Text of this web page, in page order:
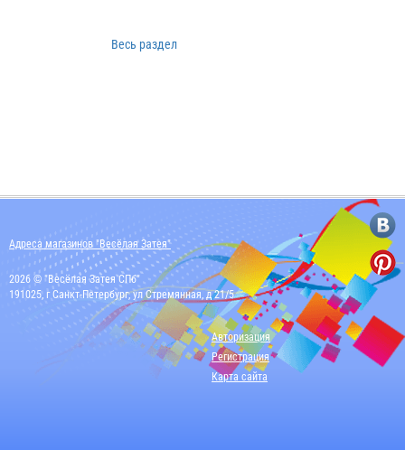
Весь раздел
Адреса магазинов "Весёлая Затея"
2026 © "Весёлая Затея СПб"
191025, г Санкт-Петербург, ул Стремянная, д 21/5
Авторизация
Регистрация
Карта сайта